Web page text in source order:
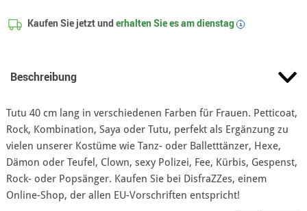
Kaufen Sie jetzt underhalten Sie es amdienstag i
Beschreibung
Tutu 40 cm lang in verschiedenen Farben für Frauen. Petticoat,
Rock, Kombination, Saya oder Tutu, perfekt als Ergänzung zu
vielen unserer Kostüme wie Tanz- oder Balletttänzer, Hexe,
Dämon oder Teufel, Clown, sexy Polizei, Fee, Kürbis, Gespenst,
Rock- oder Popsänger. Kaufen Sie bei DisfraZZes, einem
Online-Shop, der allen EU-Vorschriften entspricht!